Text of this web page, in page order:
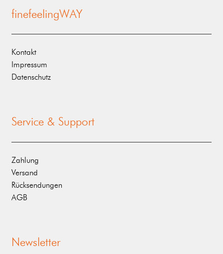
finefeelingWAY
Kontakt
Impressum
Datenschutz
Service & Support
Zahlung
Versand
Rücksendungen
AGB
Newsletter